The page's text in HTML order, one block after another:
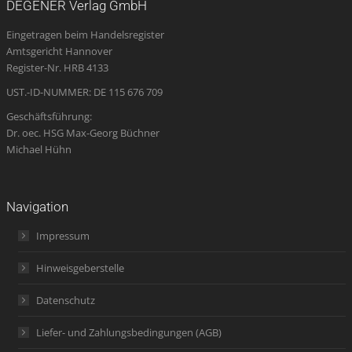
new
window
new
window
new
window
opens
in
new
new
DEGENER Verlag GmbH
Eingetragen beim Handelsregister
Amtsgericht Hannover
Register-Nr. HRB 4133
UST.-ID-NUMMER: DE 115 676 709
Geschäftsführung:
Dr. oec. HSG Max-Georg Büchner
Michael Hühn
Navigation
Impressum
Hinweisgeberstelle
Datenschutz
Liefer- und Zahlungsbedingungen (AGB)